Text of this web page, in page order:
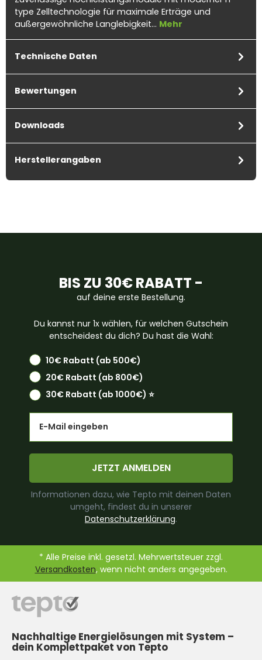
type Zelltechnologie für maximale Erträge und
außergewöhnliche Langlebigkeit… Mehr
Technische Daten
Bewertungen
Downloads
Herstellerangaben
BIS ZU 30€ RABATT -
auf deine erste Bestellung.
Du kannst nur 1x wählen, für welchen Gutschein
entscheidest du dich? Du hast die Wahl:
10€ Rabatt (ab 500€)
20€ Rabatt (ab 800€)
30€ Rabatt (ab 1000€) ⭐️
JETZT ANMELDEN
Informationen dazu, wie Tepto mit deinen Daten
umgeht, findest du in unserer
Datenschutzerklärung.
* Alle Preise inkl. gesetzl. Mehrwertsteuer zzgl.
Versandkosten, wenn nicht anders angegeben.
Nachhaltige Energielösungen mit System –
dein Komplettpaket von Tepto